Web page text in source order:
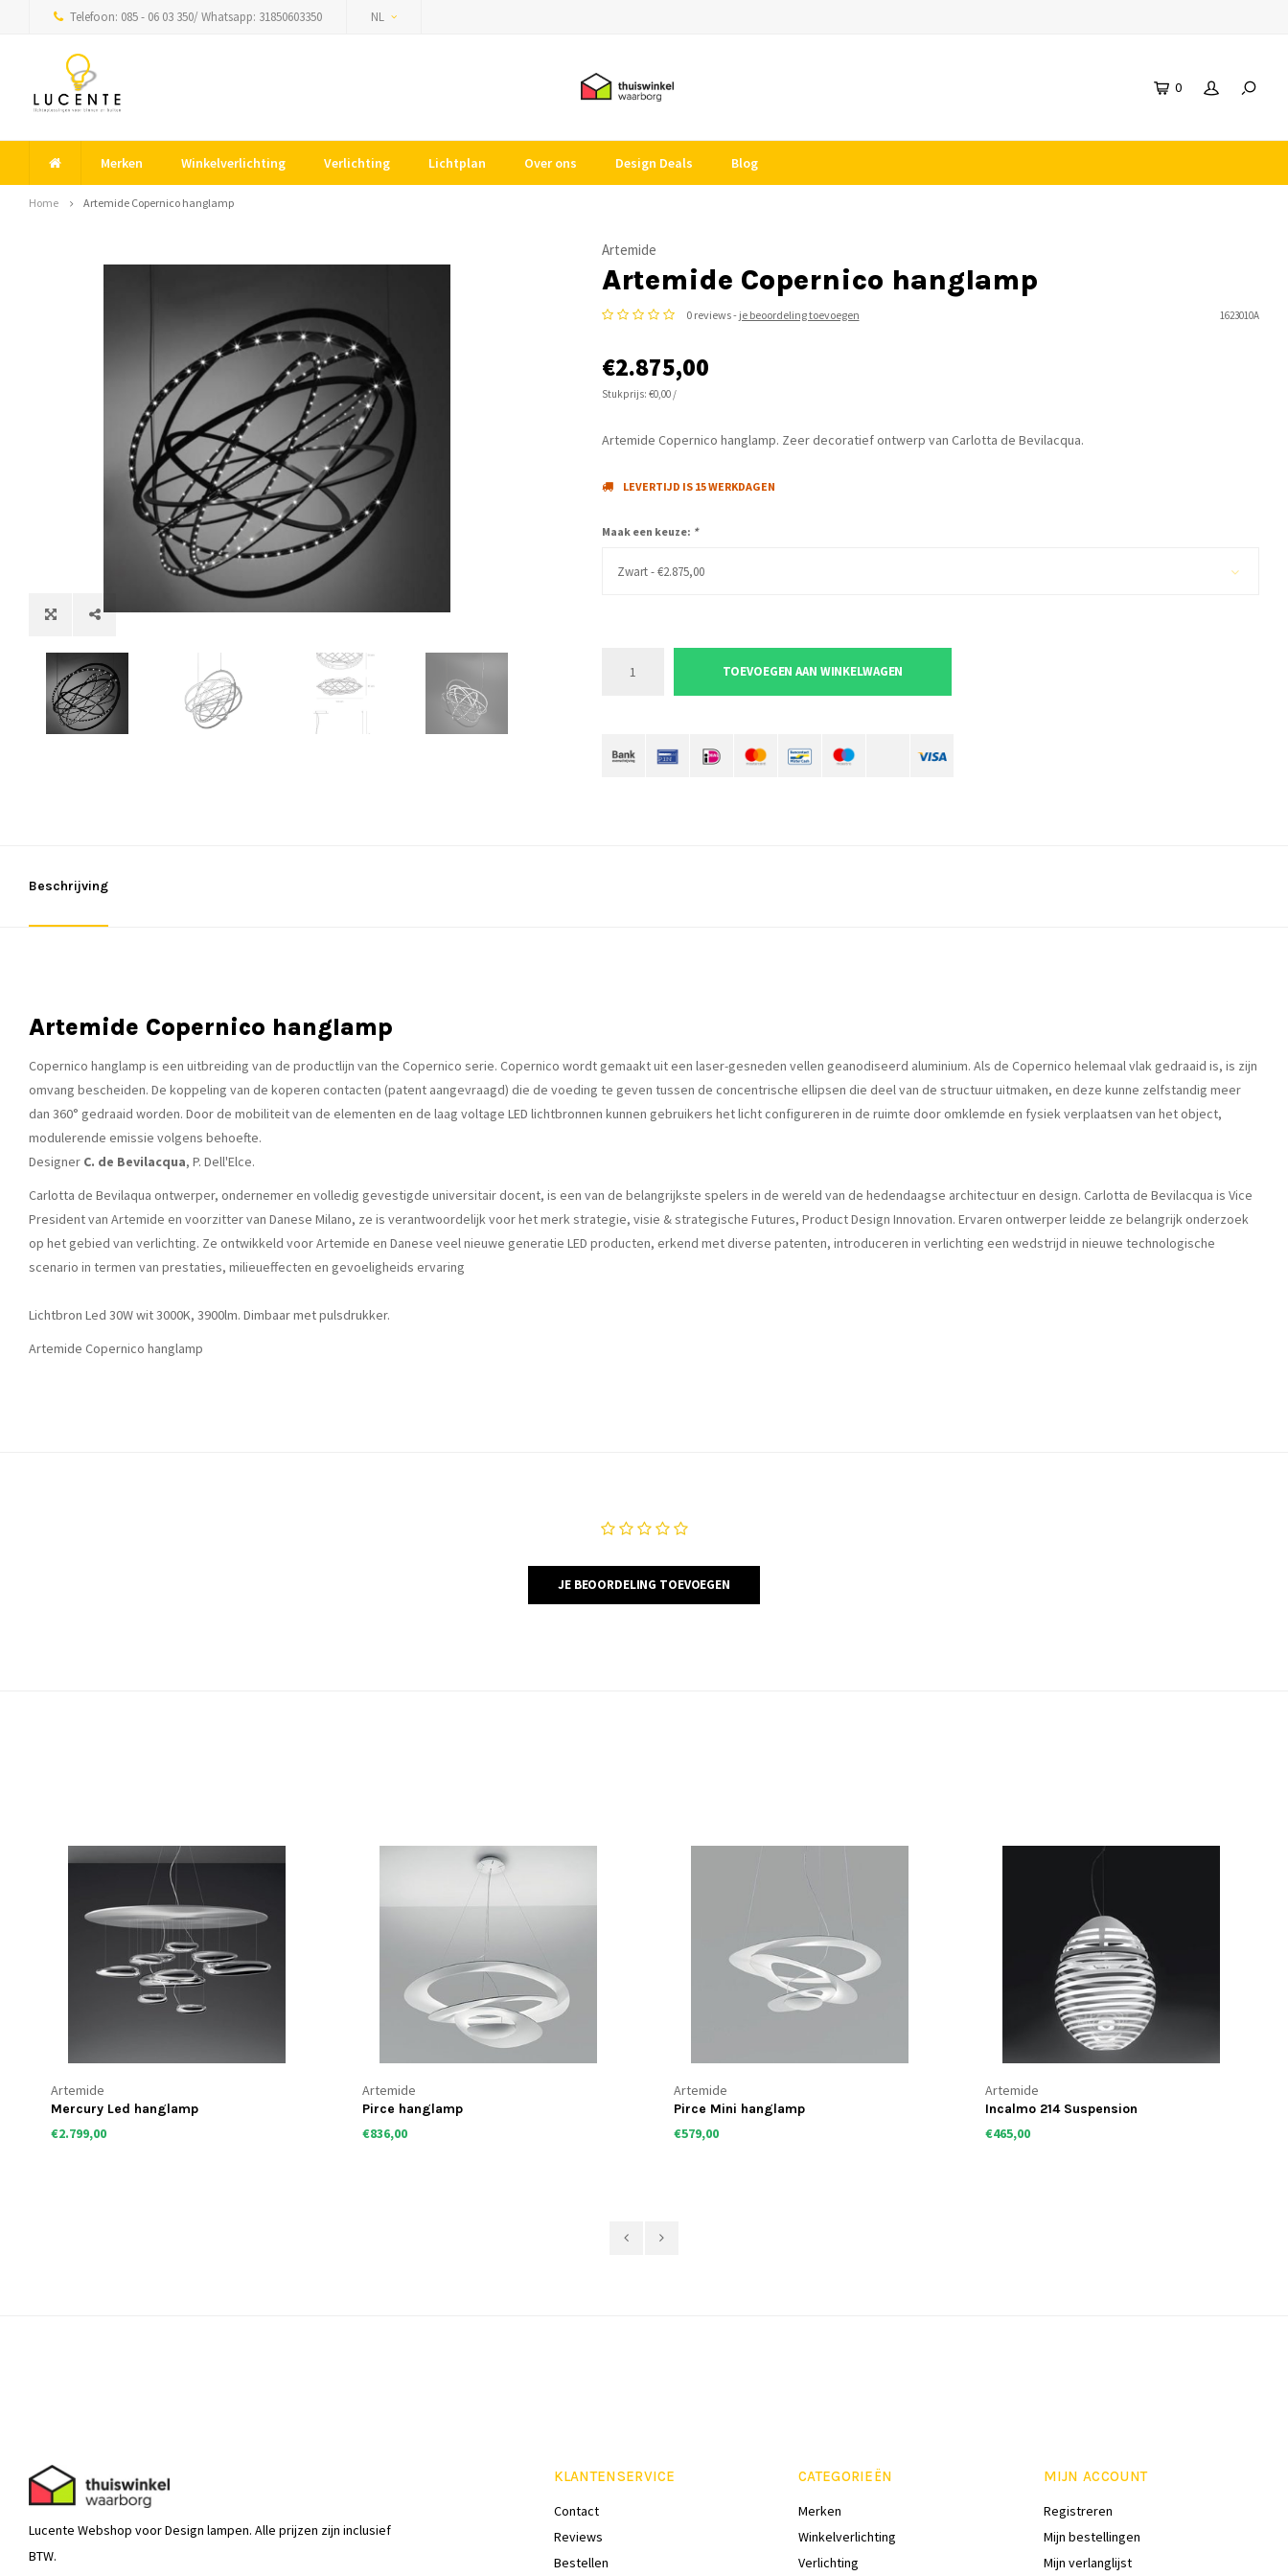
Telefoon: 085 - 06 03 350/ Whatsapp: 31850603350 NL
0
Merken Winkelverlichting Verlichting Lichtplan Over ons Design Deals Blog
Home Artemide Copernico hanglamp
Artemide
Artemide Copernico hanglamp
0 reviews - je beoordeling toevoegen 1623010A
€2.875,00
Stukprijs: €0,00 /
Artemide Copernico hanglamp. Zeer decoratief ontwerp van Carlotta de Bevilacqua.
LEVERTIJD IS 15 WERKDAGEN
Maak een keuze: *
Zwart - €2.875,00
TOEVOEGEN AAN WINKELWAGEN
Beschrijving
Artemide Copernico hanglamp
Copernico hanglamp is een uitbreiding van de productlijn van the Copernico serie. Copernico wordt gemaakt uit een laser-gesneden vellen geanodiseerd aluminium. Als de Copernico helemaal vlak gedraaid is, is zijn
omvang bescheiden. De koppeling van de koperen contacten (patent aangevraagd) die de voeding te geven tussen de concentrische ellipsen die deel van de structuur uitmaken, en deze kunne zelfstandig meer
dan 360° gedraaid worden. Door de mobiliteit van de elementen en de laag voltage LED lichtbronnen kunnen gebruikers het licht configureren in de ruimte door omklemde en fysiek verplaatsen van het object,
modulerende emissie volgens behoefte.
Designer C. de Bevilacqua, P. Dell'Elce.
Carlotta de Bevilaqua ontwerper, ondernemer en volledig gevestigde universitair docent, is een van de belangrijkste spelers in de wereld van de hedendaagse architectuur en design. Carlotta de Bevilacqua is Vice
President van Artemide en voorzitter van Danese Milano, ze is verantwoordelijk voor het merk strategie, visie & strategische Futures, Product Design Innovation. Ervaren ontwerper leidde ze belangrijk onderzoek
op het gebied van verlichting. Ze ontwikkeld voor Artemide en Danese veel nieuwe generatie LED producten, erkend met diverse patenten, introduceren in verlichting een wedstrijd in nieuwe technologische
scenario in termen van prestaties, milieueffecten en gevoeligheids ervaring
Lichtbron Led 30W wit 3000K, 3900lm. Dimbaar met pulsdrukker.
Artemide Copernico hanglamp
JE BEOORDELING TOEVOEGEN
Artemide
Mercury Led hanglamp
€2.799,00
Artemide
Pirce hanglamp
€836,00
Artemide
Pirce Mini hanglamp
€579,00
Artemide
Incalmo 214 Suspension
€465,00
Lucente Webshop voor Design lampen. Alle prijzen zijn inclusief
BTW.
KLANTENSERVICE
Contact
Reviews
Bestellen
CATEGORIEËN
Merken
Winkelverlichting
Verlichting
MIJN ACCOUNT
Registreren
Mijn bestellingen
Mijn verlanglijst